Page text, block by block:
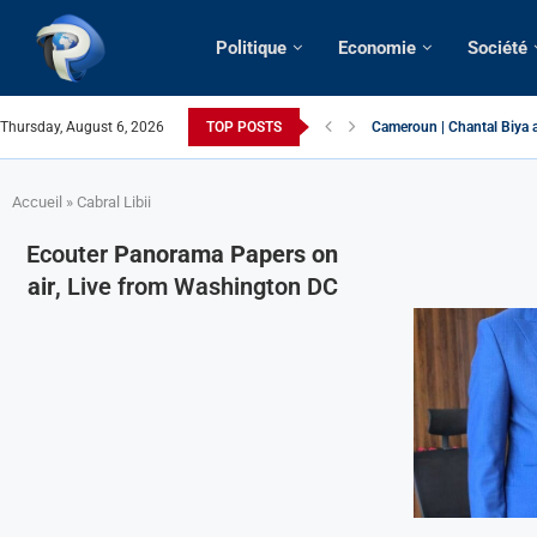
Politique Economie Société
Thursday, August 6, 2026 TOP POSTS Succession présidentielle
Accueil » Cabral Libii
Ecouter Panorama Papers on
air, Live from Washington DC